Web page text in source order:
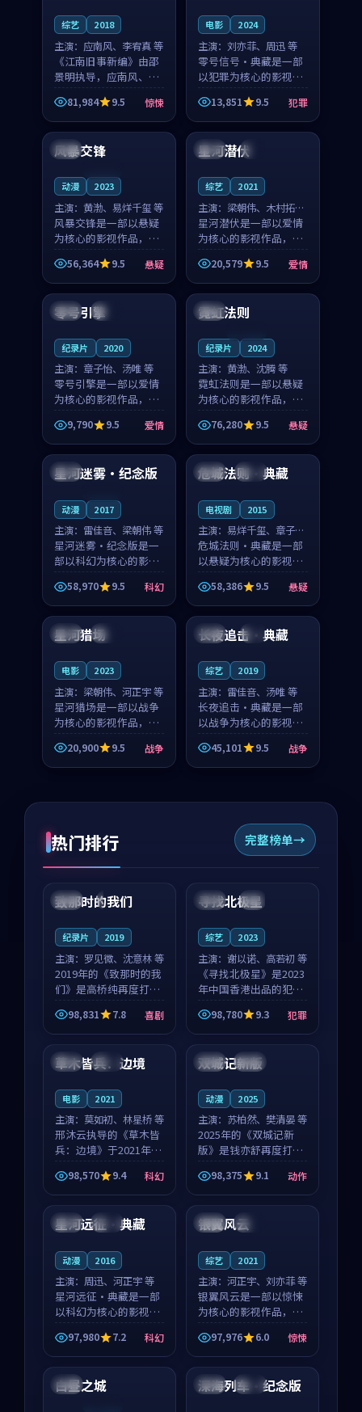
综艺 2018
主演： 应南风、李宥真 等
《江南旧事新编》由邵
景明执导，应南风、李
宥真领衔主演，是一部
2018年上映的日本惊悚
综艺。影片以邻里温情
遇到告别都浸着真实
81,984 9.5 惊悚
电影 2024
主演： 刘亦菲、周迅 等
零号信号·典藏是一部
以犯罪为核心的影视作
品，围绕危机、反转与
人物成长展开，整体节
奏紧凑，值得推荐观
13,851 9.5 犯罪
中国
风暴交锋
动漫 2023
主演： 黄渤、易烊千玺 等
风暴交锋是一部以悬疑
为核心的影视作品，围
绕危机、反转与人物成
长展开，整体节奏紧
凑，值得推荐观看。
56,364 9.5 悬疑
中国 4K
星河潜伏
综艺 2021
主演： 梁朝伟、木村拓哉
等
星河潜伏是一部以爱情
为核心的影视作品，围
绕危机、反转与人物成
长展开，整体节奏紧
凑，值得推荐观看。
20,579 9.5 爱情
韩国 完结
零号引擎
纪录片 2020
主演： 章子怡、汤唯 等
零号引擎是一部以爱情
为核心的影视作品，围
绕危机、反转与人物成
长展开，整体节奏紧
凑，值得推荐观看。
9,790 9.5 爱情
日本
霓虹法则
纪录片 2024
主演： 黄渤、沈腾 等
霓虹法则是一部以悬疑
为核心的影视作品，围
绕危机、反转与人物成
长展开，整体节奏紧
凑，值得推荐观看。
76,280 9.5 悬疑
中国
星河迷雾·纪念版
动漫 2017
主演： 雷佳音、梁朝伟 等
星河迷雾·纪念版是一
部以科幻为核心的影视
作品，围绕危机、反转
与人物成长展开，整体
节奏紧凑，值得推荐观
看。
58,970 9.5 科幻
中国 完结
危城法则·典藏
电视剧 2015
主演： 易烊千玺、章子怡
等
危城法则·典藏是一部
以悬疑为核心的影视作
品，围绕危机、反转与
人物成长展开，整体节
奏紧凑，值得推荐观
看。
58,386 9.5 悬疑
日本 高分
星河猎场
电影 2023
主演： 梁朝伟、河正宇 等
星河猎场是一部以战争
为核心的影视作品，围
绕危机、反转与人物成
长展开，整体节奏紧
凑，值得推荐观看。
20,900 9.5 战争
英国 4K
长夜追击·典藏
综艺 2019
主演： 雷佳音、汤唯 等
长夜追击·典藏是一部
以战争为核心的影视作
品，围绕危机、反转与
人物成长展开，整体节
奏紧凑，值得推荐观
45,101 9.5 战争
热门排行 完整榜单
中国 4K
99:22
致那时的我们
纪录片 2019
主演： 罗见微、沈意林 等
2019年的《致那时的我
们》是高桥纯再度打磨
的喜剧佳作。中国大陆
的取景与都市寓言的氛
围相互成就，罗见微与
沈意林的对手戏自然克
制，让整部影片在悬
98,831 7.8 喜剧
中国 4K
99:18
寻找北极星
综艺 2023
主演： 谢以诺、高若初 等
《寻找北极星》是2023
年中国香港出品的犯罪
新作，主创团队希望用
公路冒险的故事让观众
停下来想一想。谢以诺
领衔，高若初担任重要
角色，戚南柯的叙事
98,780 9.3 犯罪
泰国 独播
草木皆兵：边境
电影 2021
主演： 莫如初、林星桥 等
邢沐云执导的《草木皆
兵：边境》于2021年面
世，泰国的城市气质与
校园青春的人物心境共
同构筑了影片基调。莫
如初、林星桥用细腻的
表演撑起整部科幻电
98,570 9.4 科幻
中国 独播
双城记新版
动漫 2025
主演： 苏柏然、樊清晏 等
2025年的《双城记新
版》是钱亦舒再度打磨
的动作佳作。中国大陆
的取景与沙漠探险的氛
围相互成就，苏柏然与
樊清晏的对手戏自然克
制，让整部影片在悬念
98,375 9.1 动作
中国 独播
星河远征·典藏
动漫 2016
主演： 周迅、河正宇 等
星河远征·典藏是一部
以科幻为核心的影视作
品，围绕危机、反转与
人物成长展开，整体节
奏紧凑，值得推荐观
看。
97,980 7.2 科幻
英国 热播
银翼风云
综艺 2021
主演： 河正宇、刘亦菲 等
银翼风云是一部以惊悚
为核心的影视作品，围
绕危机、反转与人物成
长展开，整体节奏紧
凑，值得推荐观看。
97,976 6.0 惊悚
泰国
白昼之城 英国 院线
深海列车·纪念版